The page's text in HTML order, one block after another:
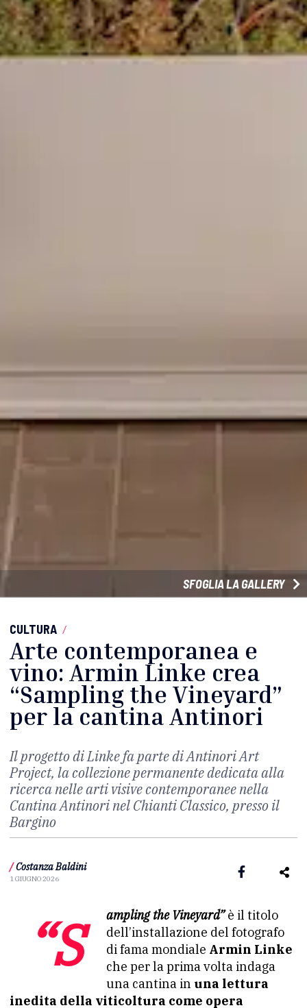
SFOGLIA LA GALLERY
CULTURA /
Arte contemporanea e
vino: Armin Linke crea
“Sampling the Vineyard”
per la cantina Antinori
Il progetto di Linke fa parte di Antinori Art
Project, la collezione permanente dedicata alla
ricerca nelle arti visive contemporanee nella
Cantina Antinori nel Chianti Classico, presso il
Bargino
/ Costanza Baldini
1 GIUGNO 2026
“Sampling the Vineyard”è il titolo
dell’installazione del fotografo
di fama mondiale Armin Linke
che per la prima volta indaga
una cantina in una lettura
inedita della viticoltura come opera